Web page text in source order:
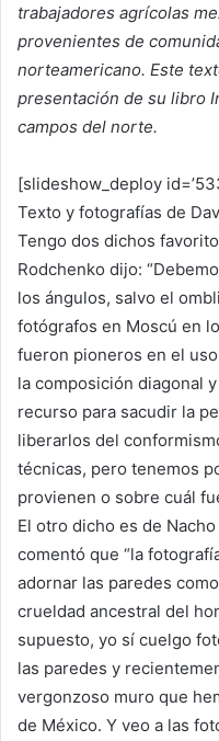
trabajadores agrícolas
provenientes de
norteamericano. Este
presentación de su libro
campos del norte.
[slideshow_deploy
Texto y fotografías de
Tengo dos dichos
Rodchenko dijo:
los ángulos, salvo el
fotógrafos en Moscú en
fueron pioneros en el
la composición diagonal
recurso para sacudir la
liberarlos del
técnicas, pero tenemos
provienen o sobre cuál
El otro dicho es de
comentó que “la
adornar las paredes
crueldad ancestral del
supuesto, yo sí cuelgo
las paredes y
vergonzoso muro que
de México. Y veo a las